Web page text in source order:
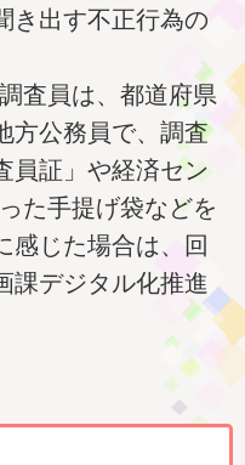
き出す不正行為の
査員は、都道府県
方公務員で、調査
員証」や経済セン
た手提げ袋などを
感じた場合は、回
課デジタル化推進